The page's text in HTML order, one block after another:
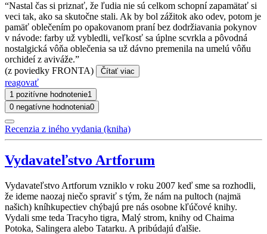
“Nastal čas si priznať, že ľudia nie sú celkom schopní zapamätať si
veci tak, ako sa skutočne stali. Ak by bol zážitok ako odev, potom je
pamäť oblečením po opakovanom praní bez dodržiavania pokynov
v návode: farby už vybledli, veľkosť sa úplne scvrkla a pôvodná
nostalgická vôňa oblečenia sa už dávno premenila na umelú vôňu
orchideí z aviváže.”
(z poviedky FRONTA)
Čítať viac
reagovať
1 pozitívne hodnotenie1
0 negatívne hodnotenia0
Recenzia z iného vydania (kniha)
Vydavateľstvo Artforum
Vydavateľstvo Artforum vzniklo v roku 2007 keď sme sa rozhodli,
že ideme naozaj niečo spraviť s tým, že nám na pultoch (najmä
našich) kníhkupectiev chýbajú pre nás osobne kľúčové knihy.
Vydali sme teda Tracyho tigra, Malý strom, knihy od Chaima
Potoka, Salingera alebo Tatarku. A pribúdajú ďalšie.